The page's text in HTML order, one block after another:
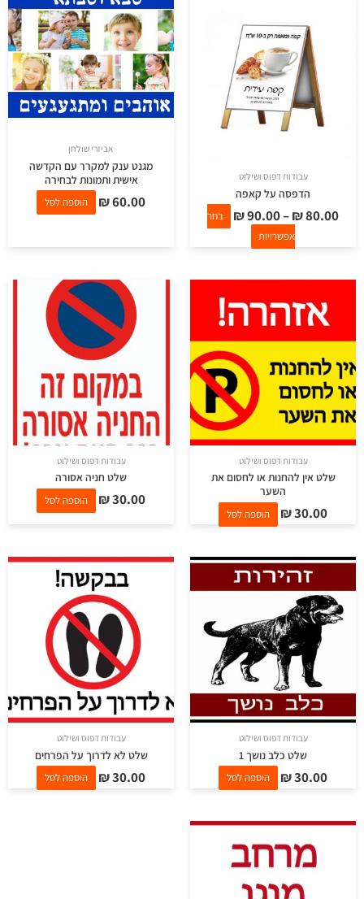
עבודות דפוס ושילוט
הדפסה על קאפה
₪80.00
–
₪90.00
בחר
אפשרויות
מספר
סוגים.
ניתן
לבחור
המוצר
אביזרי שולחן
מגנט ענק למקרר עם הקדשה
אישית ותמונות לבחירה
₪60.00 הוספה לסל
עבודות דפוס ושילוט
שלט אין להחנות או לחסום את
השער
₪30.00 הוספה לסל
עבודות דפוס ושילוט
שלט חניה אסורה
₪30.00 הוספה לסל
עבודות דפוס ושילוט
שלט כלב נושך 1
₪30.00 הוספה לסל
עבודות דפוס ושילוט
שלט לא לדרוך על הפרחים
₪30.00 הוספה לסל